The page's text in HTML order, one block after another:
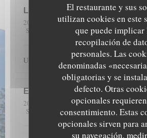
El restaurante y sus
utilizan cookies en este
que puede implicar
recopilación de
personales. Las
denominadas
obligatorias y se
defecto. Otras
opcionales
consentimiento. Estas
opcionales sirven para
su navegación,
Louise
2026-07-23
- 20:00 - Invitados 6
Servicio
Ambiente:5/5 Menú:5/5
Un accueil chaleureux, avec beaucoup de
Emmanuelle A
2026-07-17
- 13:00 - Invitados 4
Servicio
/5 Ambiente:5/5 Menú: 5/5